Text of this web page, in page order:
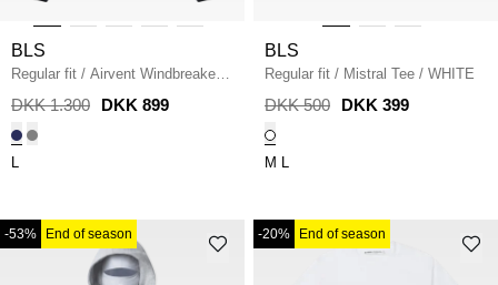
BLS
Regular fit / Airvent Windbreaker /
NAVY
DKK 1.300 DKK 899
L
BLS
Regular fit / Mistral Tee / WHITE
DKK 500 DKK 399
M L
-53% End of season -20% End of season